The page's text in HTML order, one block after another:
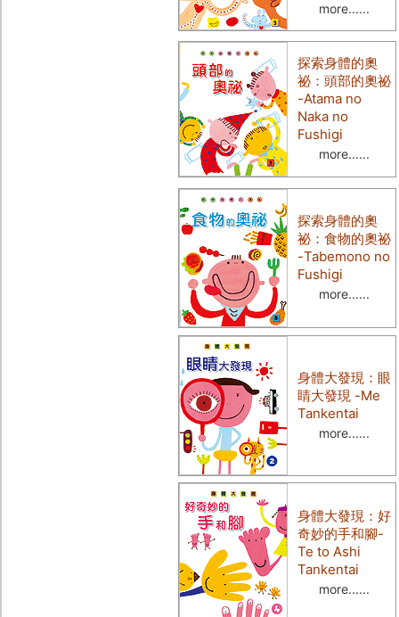
more......
探索身體的奧
祕：頭部的奧祕
-Atama no
Naka no
Fushigi
more......
探索身體的奧
祕：食物的奧祕
-Tabemono no
Fushigi
more......
身體大發現：眼
睛大發現 -Me
Tankentai
more......
身體大發現：好
奇妙的手和腳-
Te to Ashi
Tankentai
more......